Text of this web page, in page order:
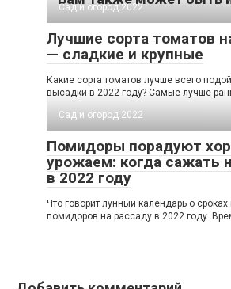
Сад и огород 2022
Лучшие сорта томатов
— сладкие и крупные
Какие сорта томатов лучше всего
высадки в 2022 году? Самые лучше
Сад и огород 2022
Помидоры порадуют
урожаем: когда сажать
в 2022 году
Что говорит лунный календарь о
помидоров на рассаду в 2022 году.